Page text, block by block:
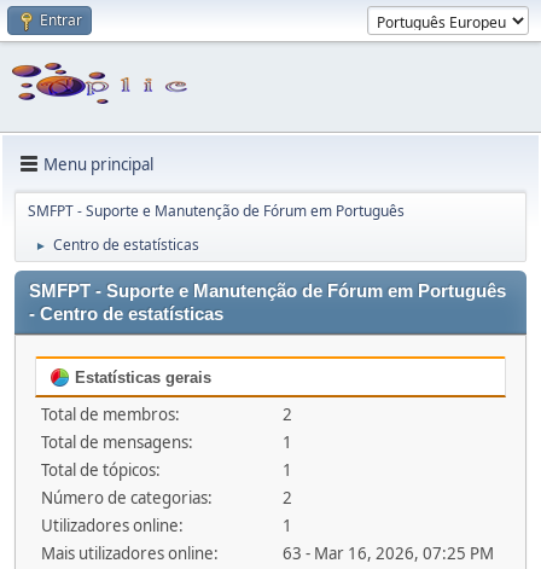
Entrar
Menu principal
SMFPT - Suporte e Manutenção de Fórum em Português
► Centro de estatísticas
SMFPT - Suporte e Manutenção de Fórum em Português
- Centro de estatísticas
Estatísticas gerais
Total de membros:
2
Total de mensagens:
1
Total de tópicos:
1
Número de categorias:
2
Utilizadores online:
1
Mais utilizadores online:
63 - Mar 16, 2026, 07:25 PM